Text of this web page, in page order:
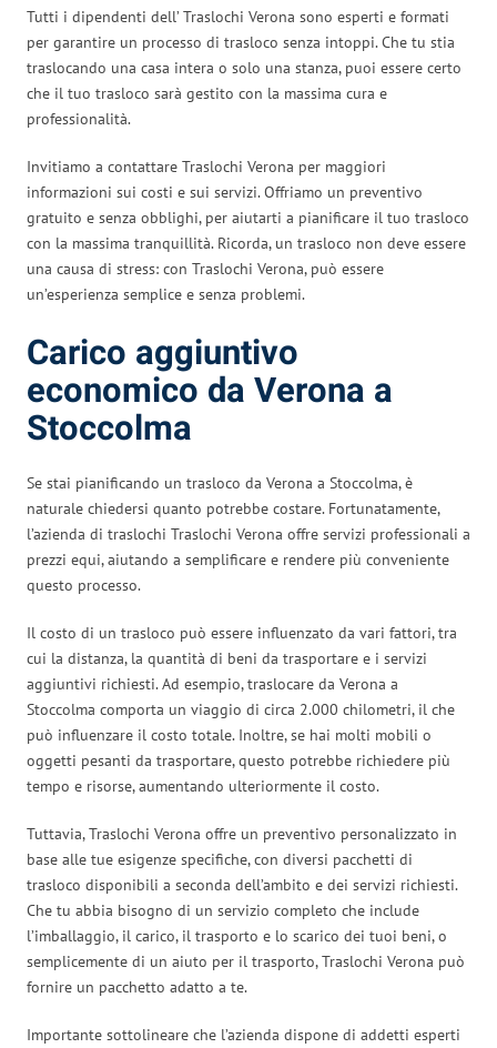
Tutti i dipendenti dell’ Traslochi Verona sono esperti e formati
per garantire un processo di trasloco senza intoppi. Che tu stia
traslocando una casa intera o solo una stanza, puoi essere certo
che il tuo trasloco sarà gestito con la massima cura e
professionalità.
Invitiamo a contattare Traslochi Verona per maggiori
informazioni sui costi e sui servizi. Offriamo un preventivo
gratuito e senza obblighi, per aiutarti a pianificare il tuo trasloco
con la massima tranquillità. Ricorda, un trasloco non deve essere
una causa di stress: con Traslochi Verona, può essere
un’esperienza semplice e senza problemi.
Carico aggiuntivo
economico da Verona a
Stoccolma
Se stai pianificando un trasloco da Verona a Stoccolma, è
naturale chiedersi quanto potrebbe costare. Fortunatamente,
l’azienda di traslochi Traslochi Verona offre servizi professionali a
prezzi equi, aiutando a semplificare e rendere più conveniente
questo processo.
Il costo di un trasloco può essere influenzato da vari fattori, tra
cui la distanza, la quantità di beni da trasportare e i servizi
aggiuntivi richiesti. Ad esempio, traslocare da Verona a
Stoccolma comporta un viaggio di circa 2.000 chilometri, il che
può influenzare il costo totale. Inoltre, se hai molti mobili o
oggetti pesanti da trasportare, questo potrebbe richiedere più
tempo e risorse, aumentando ulteriormente il costo.
Tuttavia, Traslochi Verona offre un preventivo personalizzato in
base alle tue esigenze specifiche, con diversi pacchetti di
trasloco disponibili a seconda dell’ambito e dei servizi richiesti.
Che tu abbia bisogno di un servizio completo che include
l’imballaggio, il carico, il trasporto e lo scarico dei tuoi beni, o
semplicemente di un aiuto per il trasporto, Traslochi Verona può
fornire un pacchetto adatto a te.
Importante sottolineare che l’azienda dispone di addetti esperti